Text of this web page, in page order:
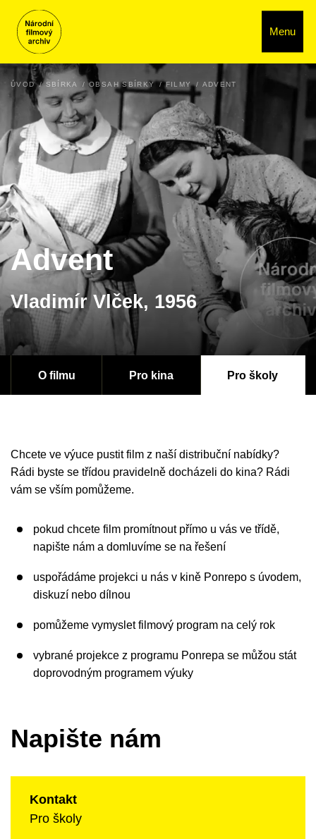
Menu
ÚVOD SBÍRKA OBSAH SBÍRKY FILMY ADVENT
Advent
Vladimír Vlček, 1956
O filmu Pro kina Pro školy
Chcete ve výuce pustit film z naší distribuční nabídky?
Rádi byste se třídou pravidelně docházeli do kina? Rádi
vám se vším pomůžeme.
pokud chcete film promítnout přímo u vás ve třídě,
napište nám a domluvíme se na řešení
uspořádáme projekci u nás v kině Ponrepo s úvodem,
diskuzí nebo dílnou
pomůžeme vymyslet filmový program na celý rok
vybrané projekce z programu Ponrepa se můžou stát
doprovodným programem výuky
Napište nám
Kontakt
Pro školy